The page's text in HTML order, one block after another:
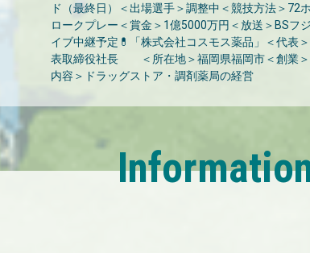
ド（最終日）＜出場選手＞調整中＜競技方法＞72
ロークプレー＜賞金＞1億5000万円＜放送＞BSフ
イブ中継予定💊「株式会社コスモス薬品」＜代表
表取締役社長 ＜所在地＞福岡県福岡市＜創業＞
内容＞ドラッグストア・調剤薬局の経営